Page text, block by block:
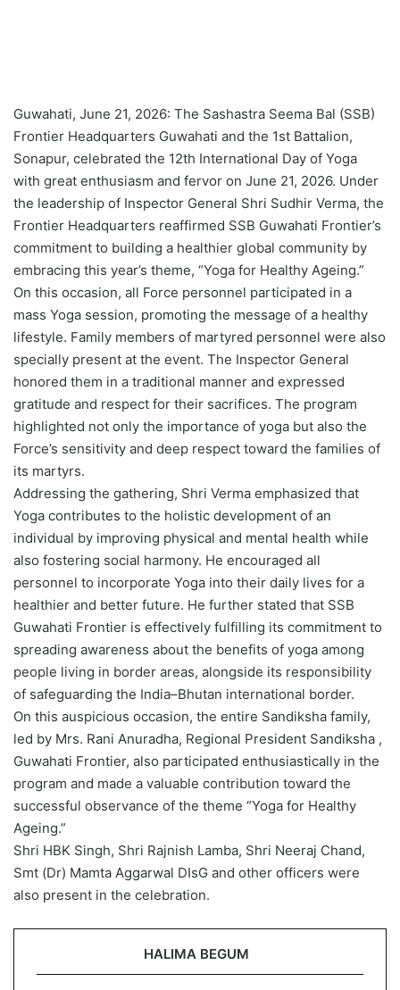
Guwahati, June 21, 2026: The Sashastra Seema Bal (SSB)
Frontier Headquarters Guwahati and the 1st Battalion,
Sonapur, celebrated the 12th International Day of Yoga
with great enthusiasm and fervor on June 21, 2026. Under
the leadership of Inspector General Shri Sudhir Verma, the
Frontier Headquarters reaffirmed SSB Guwahati Frontier’s
commitment to building a healthier global community by
embracing this year’s theme, “Yoga for Healthy Ageing.”
On this occasion, all Force personnel participated in a
mass Yoga session, promoting the message of a healthy
lifestyle. Family members of martyred personnel were also
specially present at the event. The Inspector General
honored them in a traditional manner and expressed
gratitude and respect for their sacrifices. The program
highlighted not only the importance of yoga but also the
Force’s sensitivity and deep respect toward the families of
its martyrs.
Addressing the gathering, Shri Verma emphasized that
Yoga contributes to the holistic development of an
individual by improving physical and mental health while
also fostering social harmony. He encouraged all
personnel to incorporate Yoga into their daily lives for a
healthier and better future. He further stated that SSB
Guwahati Frontier is effectively fulfilling its commitment to
spreading awareness about the benefits of yoga among
people living in border areas, alongside its responsibility
of safeguarding the India–Bhutan international border.
On this auspicious occasion, the entire Sandiksha family,
led by Mrs. Rani Anuradha, Regional President Sandiksha ,
Guwahati Frontier, also participated enthusiastically in the
program and made a valuable contribution toward the
successful observance of the theme “Yoga for Healthy
Ageing.”
Shri HBK Singh, Shri Rajnish Lamba, Shri Neeraj Chand,
Smt (Dr) Mamta Aggarwal DIsG and other officers were
also present in the celebration.
HALIMA BEGUM